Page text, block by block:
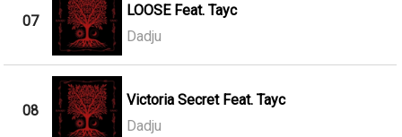
07
LOOSE Feat. Tayc
Dadju
08
Victoria Secret Feat. Tayc
Dadju